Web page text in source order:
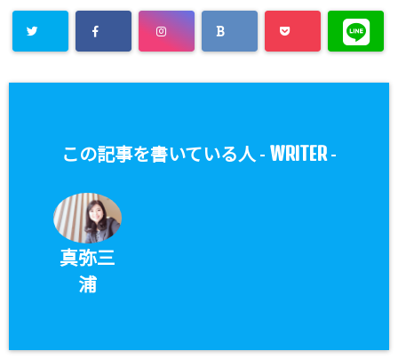
この記事を書いている人 - WRITER-
真弥三
浦